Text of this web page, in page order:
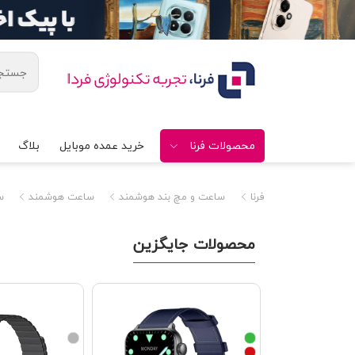
محصولات فرنا خرید عمده موبایل بلاگ
فرنا ساعت و مچ بند هوشمند ساعت هوشمند
محصولات جایگزین